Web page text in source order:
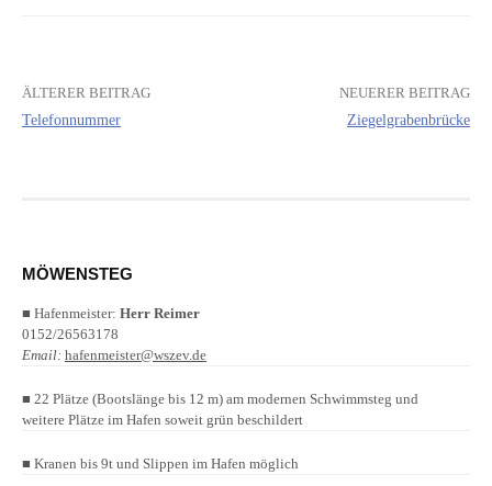
Beitrags-
ÄLTERER BEITRAG
Telefonnummer
NEUERER BEITRAG
Ziegelgrabenbrücke
MÖWENSTEG
■ Hafenmeister: Herr Reimer
0152/26563178
Email: hafenmeister@wszev.de
■ 22 Plätze (Bootslänge bis 12 m) am modernen Schwimmsteg und
weitere Plätze im Hafen soweit grün beschildert
■ Kranen bis 9t und Slippen im Hafen möglich